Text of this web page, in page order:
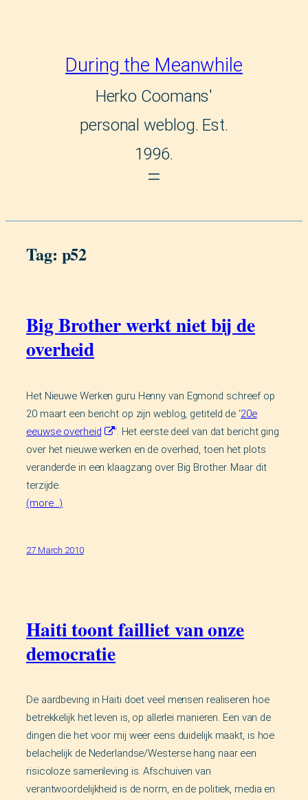
During the Meanwhile
Herko Coomans'
personal weblog. Est.
1996.
Tag: p52
Big Brother werkt niet bij de
overheid
Het Nieuwe Werken guru Henny van Egmond schreef op
20 maart een bericht op zijn weblog, getiteld de ‘20e
eeuwse overheid
‘. Het eerste deel van dat bericht ging
over het nieuwe werken en de overheid, toen het plots
veranderde in een klaagzang over Big Brother. Maar dit
terzijde.
(more…)
27 March 2010
Haiti toont failliet van onze
democratie
De aardbeving in Haiti doet veel mensen realiseren hoe
betrekkelijk het leven is, op allerlei manieren. Een van de
dingen die het voor mij weer eens duidelijk maakt, is hoe
belachelijk de Nederlandse/Westerse hang naar een
risicoloze samenleving is. Afschuiven van
verantwoordelijkheid is de norm, en de politiek, media en